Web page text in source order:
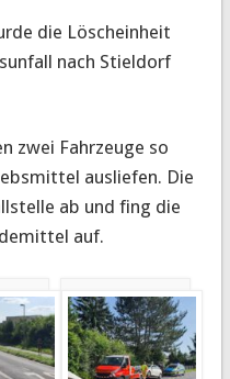
die Löscheinheit
nach Stieldorf
zwei Fahrzeuge so
ausliefen. Die
ab und fing die
auf.